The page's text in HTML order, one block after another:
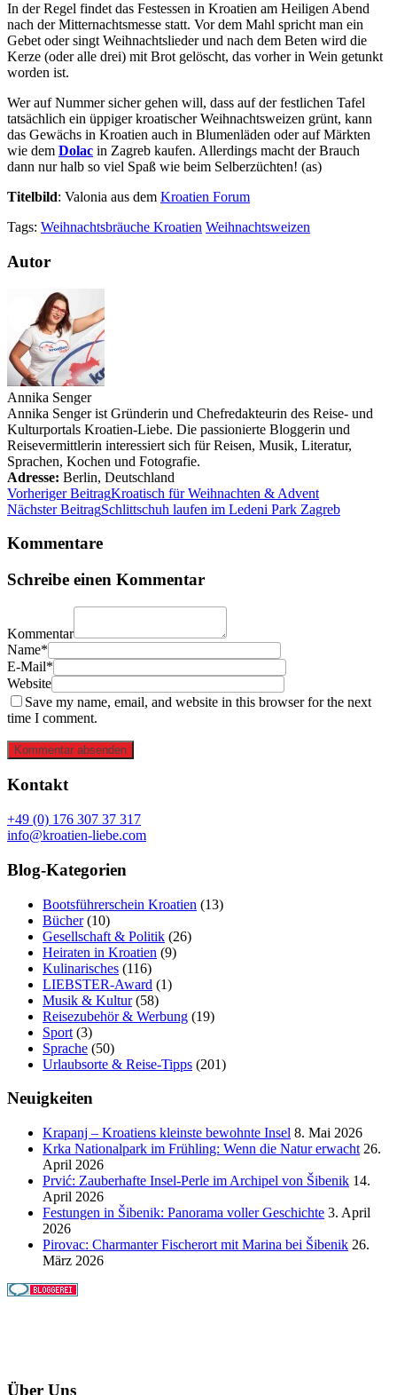
In der Regel findet das Festessen in Kroatien am Heiligen Abend
nach der Mitternachtsmesse statt. Vor dem Mahl spricht man ein
Gebet oder singt Weihnachtslieder und nach dem Beten wird die
Kerze (oder alle drei) mit Brot gelöscht, das vorher in Wein getunkt
worden ist.
Wer auf Nummer sicher gehen will, dass auf der festlichen Tafel
tatsächlich ein üppiger kroatischer Weihnachtsweizen grünt, kann
das Gewächs in Kroatien auch in Blumenläden oder auf Märkten
wie dem Dolac in Zagreb kaufen. Allerdings macht der Brauch
dann nur halb so viel Spaß wie beim Selberzüchten! (as)
Titelbild: Valonia aus dem Kroatien Forum
Tags: Weihnachtsbräuche Kroatien Weihnachtsweizen
Autor
Annika Senger
Annika Senger ist Gründerin und Chefredakteurin des Reise- und
Kulturportals Kroatien-Liebe. Die passionierte Bloggerin und
Reisevermittlerin interessiert sich für Reisen, Musik, Literatur,
Sprachen, Kochen und Fotografie.
Adresse: Berlin, Deutschland
Vorheriger BeitragKroatisch für Weihnachten & Advent
Nächster BeitragSchlittschuh laufen im Ledeni Park Zagreb
Kommentare
Schreibe einen Kommentar
Kommentar
Name*
E-Mail*
Website
Save my name, email, and website in this browser for the next
time I comment.
Kommentar absenden
Kontakt
+49 (0) 176 307 37 317
info@kroatien-liebe.com
Blog-Kategorien
Bootsführerschein Kroatien (13)
Bücher(10)
Gesellschaft & Politik (26)
Heiraten in Kroatien (9)
Kulinarisches (116)
LIEBSTER-Award (1)
Musik & Kultur(58)
Reisezubehör & Werbung (19)
Sport (3)
Sprache (50)
Urlaubsorte & Reise-Tipps (201)
Neuigkeiten
Krapanj – Kroatiens kleinste bewohnte Insel 8. Mai 2026
Krka Nationalpark im Frühling: Wenn die Natur erwacht 26.
April 2026
Prvić: Zauberhafte Insel-Perle im Archipel von Šibenik 14.
April 2026
Festungen in Šibenik: Panorama voller Geschichte 3. April
2026
Pirovac: Charmanter Fischerort mit Marina bei Šibenik 26.
März 2026
Über Uns